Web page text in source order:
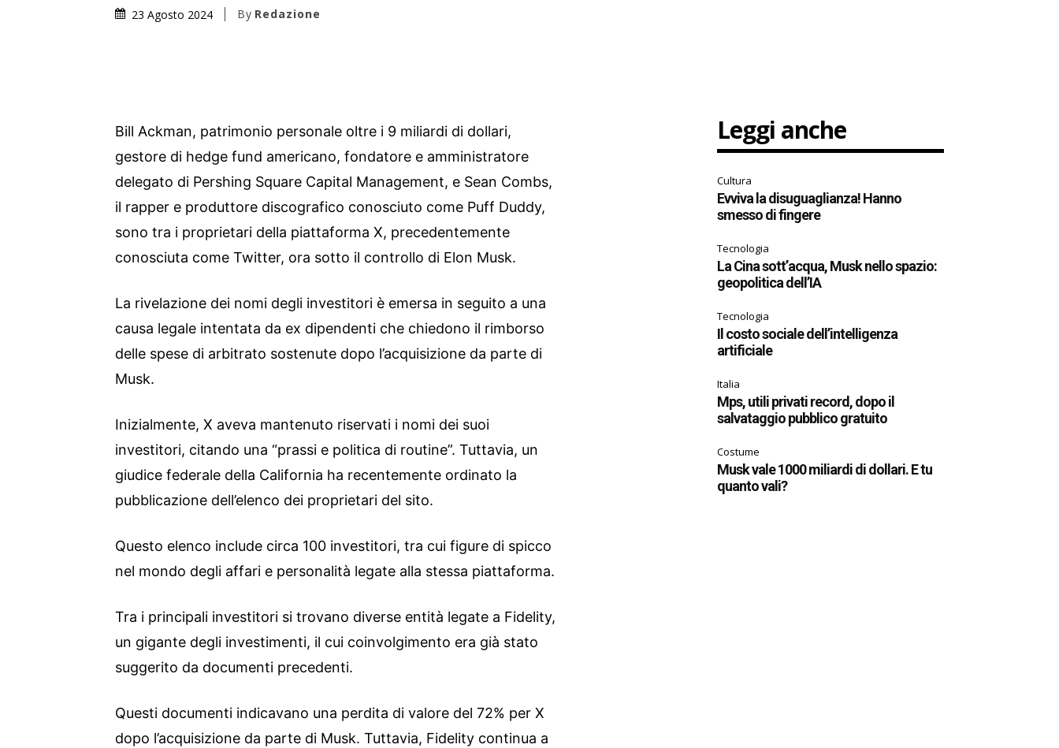
23 Agosto 2024 By Redazione
Bill Ackman, patrimonio personale oltre i 9 miliardi di dollari,
gestore di hedge fund americano, fondatore e amministratore
delegato di Pershing Square Capital Management, e Sean Combs,
il rapper e produttore discografico conosciuto come Puff Duddy,
sono tra i proprietari della piattaforma X, precedentemente
conosciuta come Twitter, ora sotto il controllo di Elon Musk.
La rivelazione dei nomi degli investitori è emersa in seguito a una
causa legale intentata da ex dipendenti che chiedono il rimborso
delle spese di arbitrato sostenute dopo l’acquisizione da parte di
Musk.
Inizialmente, X aveva mantenuto riservati i nomi dei suoi
investitori, citando una “prassi e politica di routine”. Tuttavia, un
giudice federale della California ha recentemente ordinato la
pubblicazione dell’elenco dei proprietari del sito.
Questo elenco include circa 100 investitori, tra cui figure di spicco
nel mondo degli affari e personalità legate alla stessa piattaforma.
Tra i principali investitori si trovano diverse entità legate a Fidelity,
un gigante degli investimenti, il cui coinvolgimento era già stato
suggerito da documenti precedenti.
Questi documenti indicavano una perdita di valore del 72% per X
dopo l’acquisizione da parte di Musk. Tuttavia, Fidelity continua a
Leggi anche
Cultura
Evviva la disuguaglianza! Hanno
smesso di fingere
Tecnologia
La Cina sott’acqua, Musk nello spazio:
geopolitica dell’IA
Tecnologia
Il costo sociale dell’intelligenza
artificiale
Italia
Mps, utili privati record, dopo il
salvataggio pubblico gratuito
Costume
Musk vale 1000 miliardi di dollari. E tu
quanto vali?